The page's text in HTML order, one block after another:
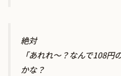
絶対
「あれれ～？なんで108
かな？